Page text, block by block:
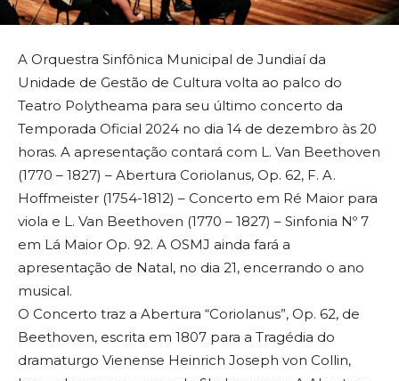
A Orquestra Sinfônica Municipal de Jundiaí da
Unidade de Gestão de Cultura volta ao palco do
Teatro Polytheama para seu último concerto da
Temporada Oficial 2024 no dia 14 de dezembro às 20
horas. A apresentação contará com L. Van Beethoven
(1770 – 1827) – Abertura Coriolanus, Op. 62, F. A.
Hoffmeister (1754-1812) – Concerto em Ré Maior para
viola e L. Van Beethoven (1770 – 1827) – Sinfonia Nº 7
em Lá Maior Op. 92. A OSMJ ainda fará a
apresentação de Natal, no dia 21, encerrando o ano
musical.
O Concerto traz a Abertura “Coriolanus”, Op. 62, de
Beethoven, escrita em 1807 para a Tragédia do
dramaturgo Vienense Heinrich Joseph von Collin,